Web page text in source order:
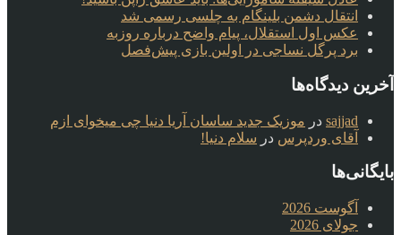
انتقال دشمن بلینگام به چلسی رسمی شد
عکس اول استقلال، پیام واضح درباره روزبه
برد پرگل نساجی در اولین بازی پیش‌فصل
آخرین دیدگاه‌ها
sajjad در موزیک جدید ساسان آریا دنیا چی میخوای ازم
آقای وردپرس در سلام دنیا!
بایگانی‌ها
آگوست 2026
جولای 2026